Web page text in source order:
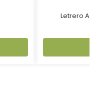
Letrero